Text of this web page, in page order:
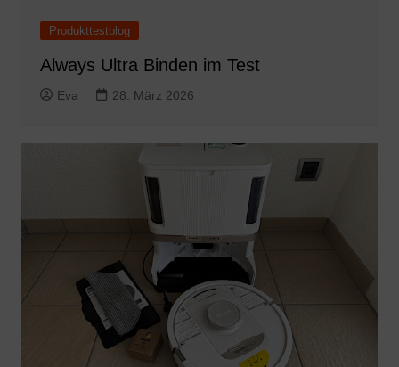
Produkttestblog
Always Ultra Binden im Test
Eva 28. März 2026